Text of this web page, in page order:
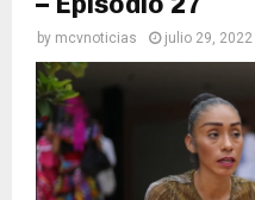
by mcvnoticias julio 29, 2022